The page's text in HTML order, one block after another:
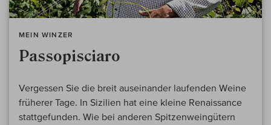
MEIN WINZER
Passopisciaro
Vergessen Sie die breit auseinander laufenden Weine
früherer Tage. In Sizilien hat eine kleine Renaissance
stattgefunden. Wie bei anderen Spitzenweingütern